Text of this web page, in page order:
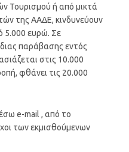
Τουρισμού ή από μικτά
της ΑΑΔΕ, κινδυνεύουν
5.000 ευρώ. Σε
παράβασης εντός
στις 10.000
φθάνει τις 20.000
e-mail , από το
των εκμισθούμενων